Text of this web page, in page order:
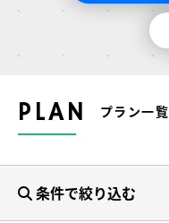
PLAN プラン一覧
条件で絞り込む